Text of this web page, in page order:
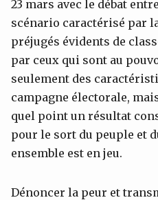
23 mars avec le débat
scénario caractérisé par
préjugés évidents de
par ceux qui sont au
seulement des
campagne électorale,
quel point un résultat
pour le sort du peuple et
ensemble est en jeu.
Dénoncer la peur et